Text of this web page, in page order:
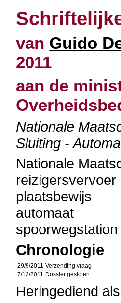
van Guido
2011
aan de
Nationale
Sluiting -
Nationale
reizigersvervoer
plaatsbewijs
automaat
spoorwegstation
Chronologie
29/9/2011 Verzending vraag
7/12/2011 Dossier gesloten
Heringediend